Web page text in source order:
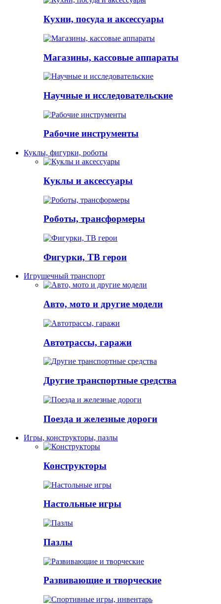
Кухни, посуда и аксессуары
Магазины, кассовые аппараты
Научные и исследовательские
Рабочие инструменты
Куклы, фигурки, роботы
Куклы и аксессуары
Роботы, трансформеры
Фигурки, ТВ герои
Игрушечный транспорт
Авто, мото и другие модели
Автотрассы, гаражи
Другие транспортные средства
Поезда и железные дороги
Игры, конструкторы, пазлы
Конструкторы
Настольные игры
Пазлы
Развивающие и творческие